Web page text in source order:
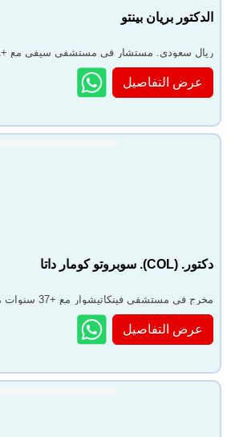
الدكتور بريان بينتو
ريال سعودى. مستشار في مستشفى سيفي مع +31 سنوات من الخبرة
عرض التفاصيل
دكتور. (COL). سوبروتو كومار داتا
مخرج في مستشفى فينكاتيشوار مع +37 سنوات من الخبرة
عرض التفاصيل